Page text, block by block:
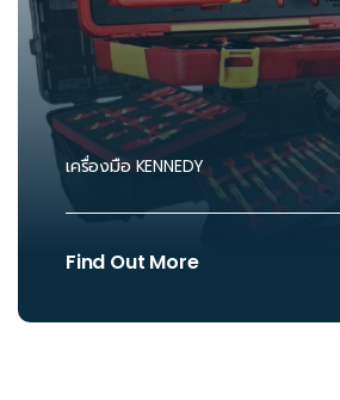
เครื่องมือ KENNEDY
Find Out More